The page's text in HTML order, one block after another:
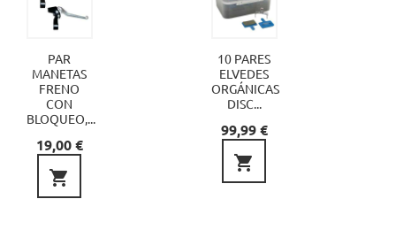
PAR
MANETAS
FRENO
CON
BLOQUEO,...
Precio
19,00 €

10 PARES
ELVEDES
ORGÁNICAS
DISC...
Precio
99,99 €
